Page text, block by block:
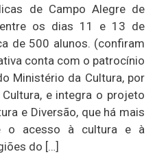
de Campo Alegre de
entre os dias 11 e 13 de
de 500 alunos. (confiram
conta com o patrocínio
Ministério da Cultura, por
e integra o projeto
e Diversão, que há mais
o acesso à cultura e à
do […]